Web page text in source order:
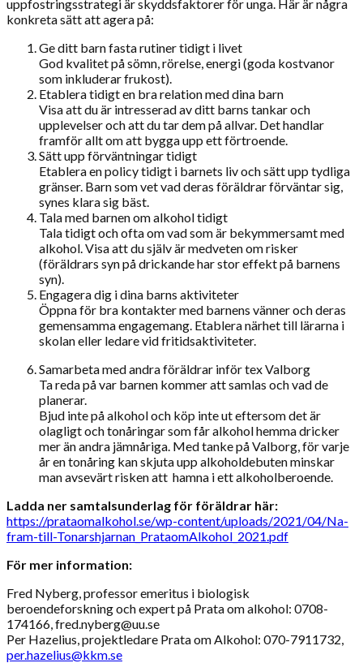
uppfostringsstrategi är skyddsfaktorer för unga. Här är några
konkreta sätt att agera på:
Ge ditt barn fasta rutiner tidigt i livet
God kvalitet på sömn, rörelse, energi (goda kostvanor
som inkluderar frukost).
Etablera tidigt en bra relation med dina barn
Visa att du är intresserad av ditt barns tankar och
upplevelser och att du tar dem på allvar. Det handlar
framför allt om att bygga upp ett förtroende.
Sätt upp förväntningar tidigt
Etablera en policy tidigt i barnets liv och sätt upp tydliga
gränser. Barn som vet vad deras föräldrar förväntar sig,
synes klara sig bäst.
Tala med barnen om alkohol tidigt
Tala tidigt och ofta om vad som är bekymmersamt med
alkohol. Visa att du själv är medveten om risker
(föräldrars syn på drickande har stor effekt på barnens
syn).
Engagera dig i dina barns aktiviteter
Öppna för bra kontakter med barnens vänner och deras
gemensamma engagemang. Etablera närhet till lärarna i
skolan eller ledare vid fritidsaktiviteter.
Samarbeta med andra föräldrar inför tex Valborg
Ta reda på var barnen kommer att samlas och vad de
planerar.
Bjud inte på alkohol och köp inte ut eftersom det är
olagligt och tonåringar som får alkohol hemma dricker
mer än andra jämnåriga. Med tanke på Valborg, för varje
år en tonåring kan skjuta upp alkoholdebuten minskar
man avsevärt risken att hamna i ett alkoholberoende.
Ladda ner samtalsunderlag för föräldrar här:
https://prataomalkohol.se/wp-content/uploads/2021/04/Na-
fram-till-Tonarshjarnan_PrataomAlkohol_2021.pdf
För mer information:
Fred Nyberg, professor emeritus i biologisk
beroendeforskning och expert på Prata om alkohol: 0708-
174166, fred.nyberg@uu.se
Per Hazelius, projektledare Prata om Alkohol: 070-7911732,
per.hazelius@kkm.se